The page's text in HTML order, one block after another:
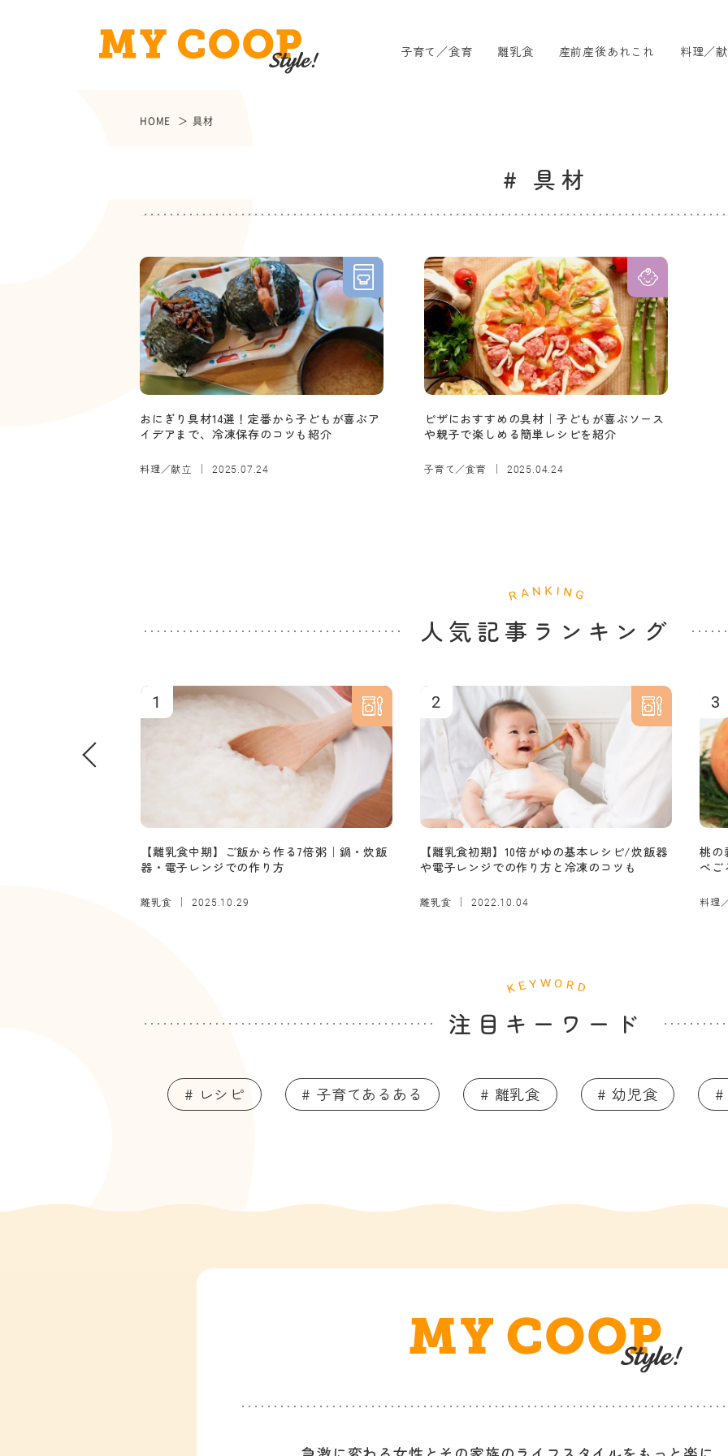
子育て／食育 離乳食 産前産後あれこれ 料理／
HOME 具材
# 具材
おにぎり具材14選！定番から子どもが喜ぶア
イデアまで、冷凍保存のコツも紹介
料理／献立 2025.07.24
ピザにおすすめの具材｜子どもが喜ぶソース
や親子で楽しめる簡単レシピを紹介
子育て／食育 2025.04.24
人気記事ランキング
1
【離乳食中期】ご飯から作る7倍粥｜鍋・炊飯
器・電子レンジでの作り方
離乳食 2025.10.29
2
【離乳食初期】10倍がゆの基本レシピ/炊飯器
や電子レンジでの作り方と冷凍のコツも
離乳食 2022.10.04
3
桃の
べご
料理
注目キーワード
# レシピ # 子育てあるある # 離乳食 # 幼児食